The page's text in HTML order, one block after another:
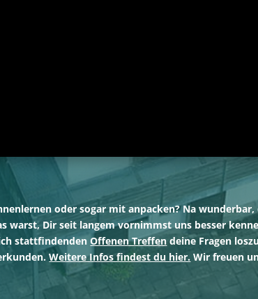
oder sogar mit anpacken? Na
warst, Dir seit langem vornimmst uns besser
stattfindendenOffenen Treffen deine Fragen
Weitere Infos findest du hier. Wir freuen